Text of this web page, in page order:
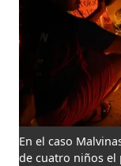
En el caso
de cuatro niños el